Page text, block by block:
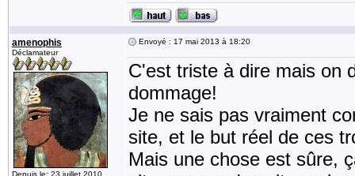
amenophis
Déclamateur
Depuis le: 23 juillet 2010
Envoyé : 17 mai 2013 à 18:20
C'est triste à dire mais on
dommage!
Je ne sais pas vraiment
site, et le but réel de ces
Mais une chose est sûre,